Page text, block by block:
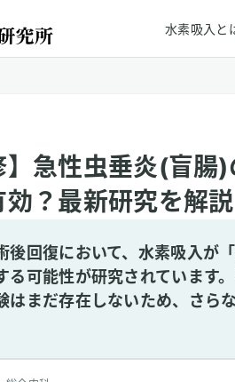
水素吸入と
】急性虫垂炎(盲腸
？最新研究を解説
後回復において、水素吸入が
る可能性が研究されています
はまだ存在しないため、さら